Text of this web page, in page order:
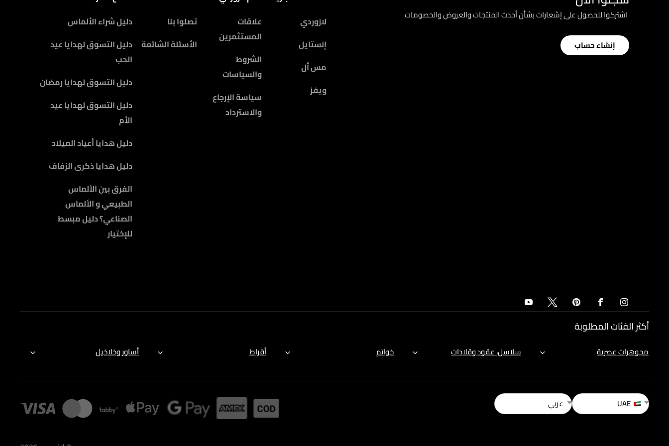
؜ اشتركوا للحصول على إشعارات بشأن أحدث المنتجات والعروض والخصومات
إنشاء حساب
لازوردي
إنستايل
مس أل
ويفز
علاقات
المستثمرين
الشروط
والسياسات
سياسة الإرجاع
والاسترداد
تصلوا بنا
الأسئلة الشائعة
دليل شراء الألماس
دليل التسوق لهدايا عيد
الحب
دليل التسوق لهدايا رمضان
دليل التسوق لهدايا عيد
الأم
دليل هدايا أعياد الميلاد
دليل هدايا ذكرى الزفاف
الفرق بين الألماس
الطبيعي و الألماس
الصناعي؟ دليل مبسط
للإختيار
أكثر الفئات المطلوبة
مجوهرات عصرية سلاسل، عقود وقلادات خواتم أقراط أساور وخلاخيل
UAE عربي